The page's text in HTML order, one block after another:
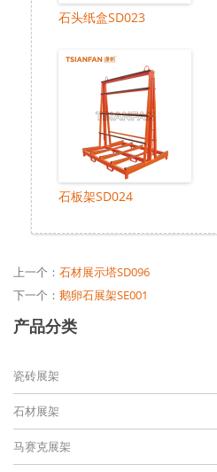
石头纸盒SD023
石板架SD024
上一个： 石材展示塔SD096
下一个： 鹅卵石展架SE001
产品分类
瓷砖展架
石材展架
马赛克展架